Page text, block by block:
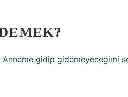
Anneme gidip gidemeyeceğimi